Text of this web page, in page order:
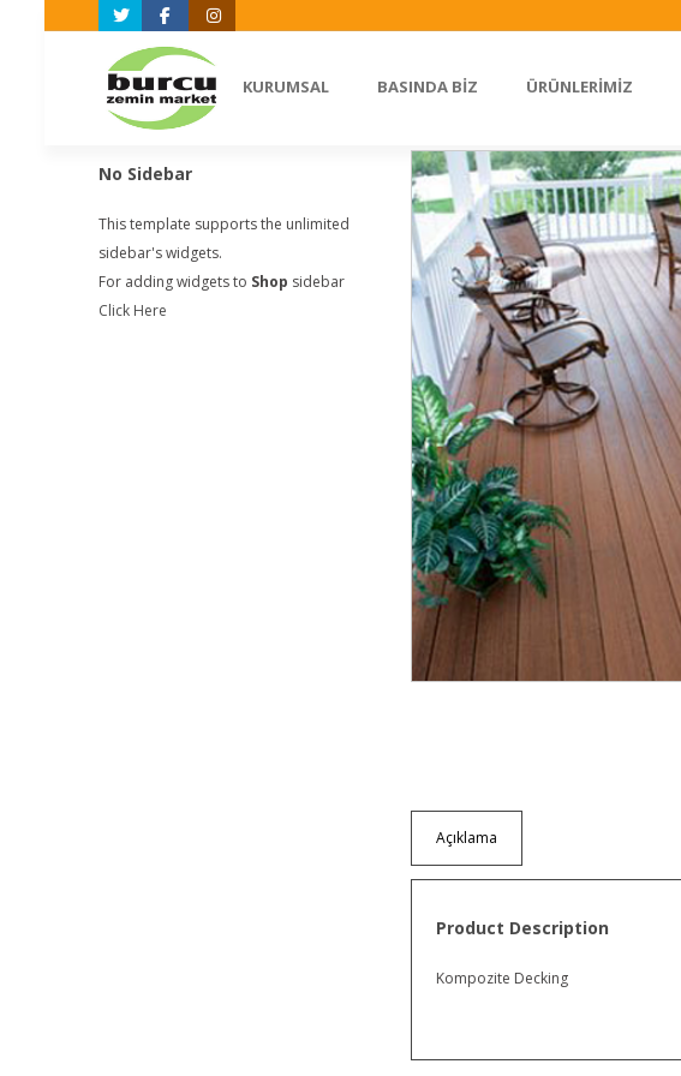
Twitter Facebook
KURUMSAL BASINDA BİZ ÜRÜNLERİMİZ
No Sidebar
This template supports the unlimited
sidebar's widgets.
For adding widgets to Shop sidebar
Click Here
Açıklama
Product Description
Kompozite Decking